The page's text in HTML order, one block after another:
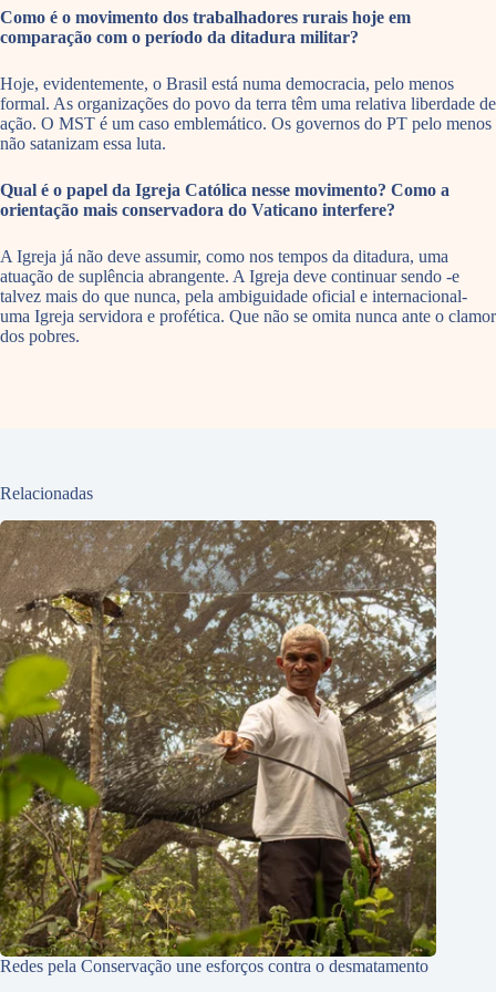
Como é o movimento dos trabalhadores rurais hoje em
comparação com o período da ditadura militar?
Hoje, evidentemente, o Brasil está numa democracia, pelo menos
formal. As organizações do povo da terra têm uma relativa liberdade de
ação. O MST é um caso emblemático. Os governos do PT pelo menos
não satanizam essa luta.
Qual é o papel da Igreja Católica nesse movimento? Como a
orientação mais conservadora do Vaticano interfere?
A Igreja já não deve assumir, como nos tempos da ditadura, uma
atuação de suplência abrangente. A Igreja deve continuar sendo -e
talvez mais do que nunca, pela ambiguidade oficial e internacional-
uma Igreja servidora e profética. Que não se omita nunca ante o clamor
dos pobres.
Relacionadas
Redes pela Conservação une esforços contra o desmatamento